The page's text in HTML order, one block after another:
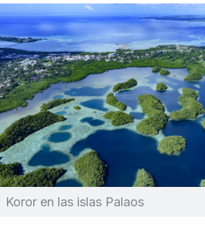
Koror en las islas Palaos